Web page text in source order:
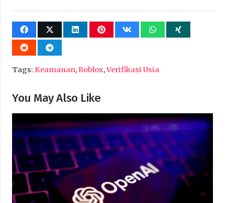
Tags: Keamanan,Roblox,Verifikasi Usia
You May Also Like